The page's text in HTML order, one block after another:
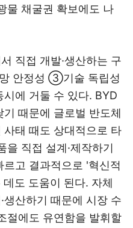
물 채굴권 확보에도 나
직접 개발·생산하는 구
안정성 ③기술 독립성
에 거둘 수 있다. BYD
때문에 글로벌 반도체
태 때도 상대적으로 타
을 직접 설계·제작하기
고 결과적으로 '혁신적
도 도움이 된다. 자체
생산하기 때문에 시장 수
절에도 유연함을 발휘할